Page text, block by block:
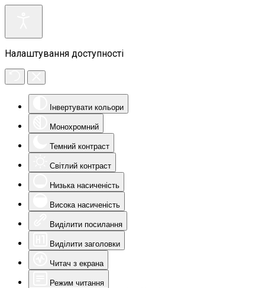
Налаштування доступності
Інвертувати кольори
Монохромний
Темний контраст
Світлий контраст
Низька насиченість
Висока насиченість
Виділити посилання
Виділити заголовки
Читач з екрана
Режим читання